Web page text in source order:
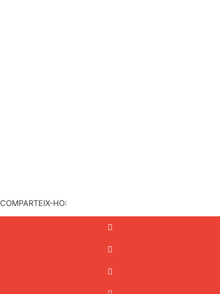
COMPARTEIX-HO: